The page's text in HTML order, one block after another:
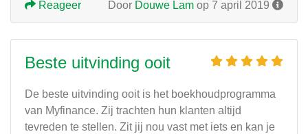
Door Douwe Lam op 7 april 2019
Reageer
Beste uitvinding ooit
De beste uitvinding ooit is het boekhoudprogramma
van Myfinance. Zij trachten hun klanten altijd
tevreden te stellen. Zit jij nou vast met iets en kan je